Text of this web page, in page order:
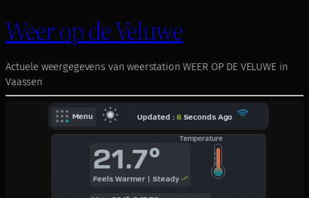
Weer op de Veluwe
Actuele weergegevens van weerstation WEER OP DE VELUWE in
Vaassen